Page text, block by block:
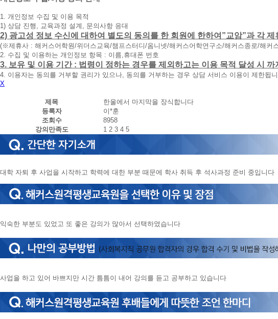
휴
대
폰
번
호
를
입
력
내
전
화
리
습
다.
1. 개인정보 수집 및 이용 목적
1) 상담 진행, 교육과정 설계, 문의사항 응대
2) 광고성 정보 수신에 대하여 별도의 동의를 한 회원에 한하여”교암”과 각
(※제휴사 : 해커스어학원/위더스교육/챔프스터디/옴니넷/해커스어학연구소/해커스종로/해커
2. 수집 및 이용하는 개인정보 항목 : 이름,휴대폰 번호
3. 보유 및 이용 기간 : 법령이 정하는 경우를 제외하고는 이용 목적 달성 시
4. 이용자는 동의를 거부할 권리가 있으나, 동의를 거부하는 경우 상담 서비스 이용이 제한됩니
X
제목
한울에서 마지막을 장식합니다
등록자
이*훈
조회수
8958
강의만족도
1 2 3 4 5
대학 자퇴 후 사업을 시작하고 학력에 대한 부분 때문에 학사 취득 후 석사과정 준비 중입니다
익숙한 부분도 있었고 또 좋은 강의가 많아서 선택하였습니다
사업을 하고 있어 바쁘지만 시간 틈틈이 내어 강의를 듣고 공부하고 있습니다